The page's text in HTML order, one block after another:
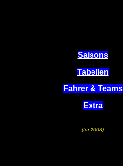
Saisons
Tabellen
Fahrer & Teams
Extra
(für 2003)